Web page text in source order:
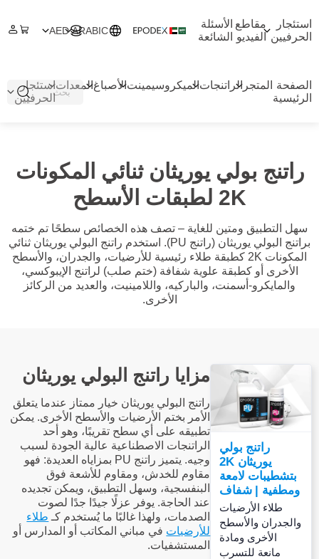
استئجار
الحرفيين
مقاطع
الفيديو
الأسئلة
الشائعة
ARABIC
AED
الصفحة
الرئيسية
المتجر الراتنجاتالميكروسيمينتالأصباغالمعداتاستئجار
الحرفيين
راتنج بولي يوريثان ثنائي المكونات
2K لطبقات الأسطح
سهل التطبيق ومتين للغاية – تصف هذه الخصائص سطحًا تم ختمه
براتنج البولي يوريثان (راتنج PU). استخدم راتنج البولي يوريثان ثنائي
المكونات 2K كطبقة طلاء رئيسية للأرضيات، والجدران، والأسطح
الأخرى أو كطبقة علوية شفافة (ختم صلب) لراتنج الإيبوكسي،
والمايكرو-أسمنت، والباركيه، واللامينيت، والعديد من الركائز
الأخرى.
راتنج بولي
يوريثان 2K
بتشطيبات لامعة
ومطفية | شفاف
طلاء الأرضيات
والجدران والأسطح
الأخرى ومادة
مانعة للتسرب
مزايا راتنج البولي يوريثان
راتنج البولي يوريثان خيار ممتاز عندما يتعلق
الأمر بختم الأرضيات والأسطح الأخرى. يمكن
تطبيقه على أي سطح تقريبًا، وهو أحد
الراتنجات الاصطناعية عالية الجودة لسبب
وجيه. يتميز راتنج PU بمزاياه العديدة: فهو
مقاوم للخدش، ومقاوم للأشعة فوق
البنفسجية، وسهل التطبيق، ويمكن تجديده
عند الحاجة. يوفر عزلًا جيدًا جدًا لصوت
الصدمات، ولهذا غالبًا ما يُستخدم كـ طلاء
للأرضيات في مباني المكاتب أو المدارس أو
المستشفيات.